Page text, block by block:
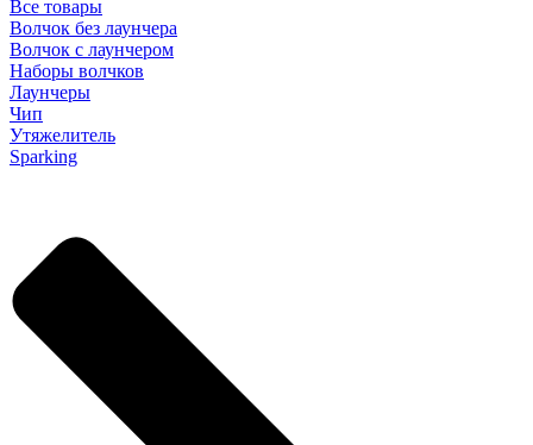
Все товары
Волчок без лаунчера
Волчок с лаунчером
Наборы волчков
Лаунчеры
Чип
Утяжелитель
Sparking